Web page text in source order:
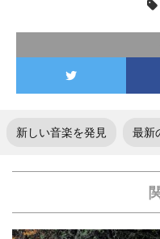
新しい音楽を発見 最新